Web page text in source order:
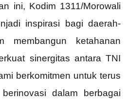
ini, Kodim 1311/Morowali
inspirasi bagi daerah-
membangun ketahanan
sinergitas antara TNI
berkomitmen untuk terus
dalam berbagai